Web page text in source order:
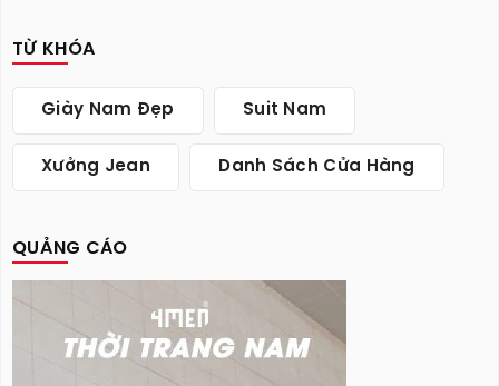
TỪ KHÓA
Giày Nam Đẹp Suit Nam
Xưởng Jean Danh Sách Cửa Hàng
QUẢNG CÁO